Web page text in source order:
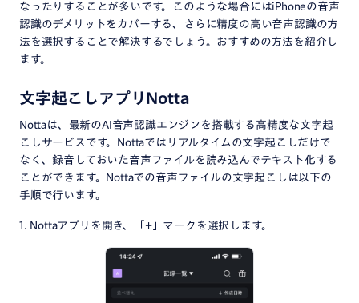
なったりすることが多いです。このような場合にはiPhoneの音声
認識のデメリットをカバーする、さらに精度の高い音声認識の方
法を選択することで解決するでしょう。おすすめの方法を紹介し
ます。
文字起こしアプリNotta
Nottaは、最新のAI音声認識エンジンを搭載する高精度な文字起
こしサービスです。Nottaではリアルタイムの文字起こしだけで
なく、録音しておいた音声ファイルを読み込んでテキスト化する
ことができます。Nottaでの音声ファイルの文字起こしは以下の
手順で行います。
1. Nottaアプリを開き、「+」マークを選択します。